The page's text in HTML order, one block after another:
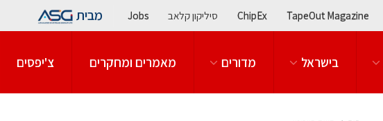
TapeOut Magazine
ChipEx סיליקון קלאב Jobs מבית
בישראל מדורים מאמרים ומחקרים צ'יפסים